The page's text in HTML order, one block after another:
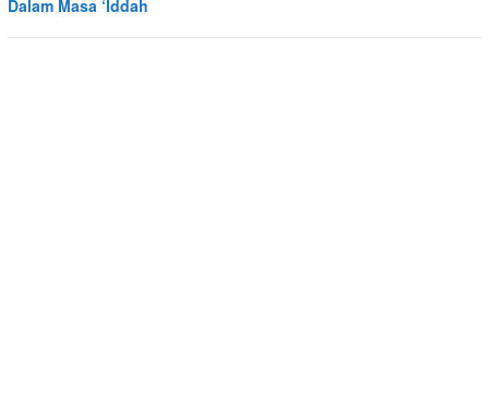
Dalam Masa ‘Iddah